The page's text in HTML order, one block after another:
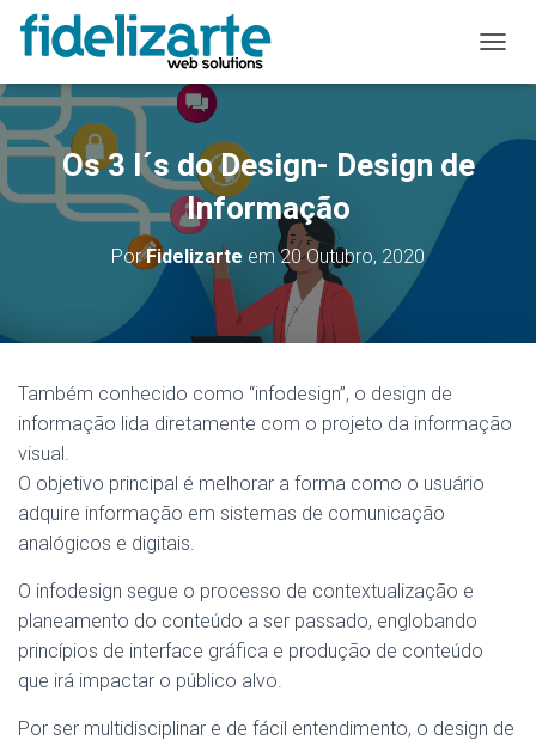
L
R
Ã
Os 3 I´s do Design- Design de
Informação
PorFidelizarte em20 Outubro, 2020
Também conhecido como “infodesign”, o design de
informação lida diretamente com o projeto da informação
visual.
O objetivo principal é melhorar a forma como o usuário
adquire informação em sistemas de comunicação
analógicos e digitais.
O infodesign segue o processo de contextualização e
planeamento do conteúdo a ser passado, englobando
princípios de interface gráfica e produção de conteúdo
que irá impactar o público alvo.
Por ser multidisciplinar e de fácil entendimento, o design de